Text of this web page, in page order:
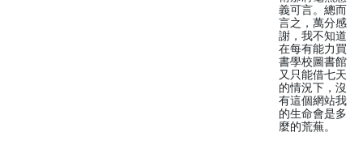
義可言。總而
言之，萬分感
謝，我不知道
在每有能力買
書學校圖書館
又只能借七天
的情況下，沒
有這個網站我
的生命會是多
麼的荒蕪。